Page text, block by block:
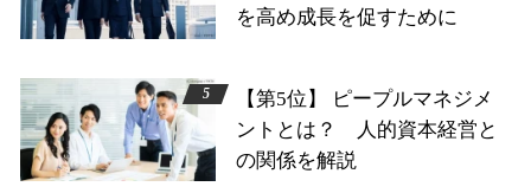
を高め成長を促すために
【第5位】 ピープルマネジメ
ントとは？ 人的資本経営と
の関係を解説